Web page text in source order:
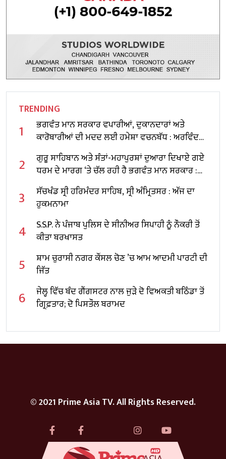
TRENDING
1
ਭਗਵੰਤ ਮਾਨ ਸਰਕਾਰ ਵਪਾਰੀਆਂ, ਦੁਕਾਨਦਾਰਾਂ ਅਤੇ
ਕਾਰੋਬਾਰੀਆਂ ਦੀ ਮਦਦ ਲਈ ਹਮੇਸ਼ਾ ਵਚਨਬੱਧ : ਅਰਵਿੰਦ
ਕੇਜਰੀਵਾਲ
2
ਗੁਰੂ ਸਾਹਿਬਾਨ ਅਤੇ ਸੰਤਾਂ-ਮਹਾਪੁਰਸ਼ਾਂ ਦੁਆਰਾ ਦਿਖਾਏ ਗਏ
ਧਰਮ ਦੇ ਮਾਰਗ ‘ਤੇ ਚੱਲ ਰਹੀ ਹੈ ਭਗਵੰਤ ਮਾਨ ਸਰਕਾਰ :
ਅਰਵਿੰਦ ਕੇਜਰੀਵਾਲ
3
ਸੱਚਖੰਡ ਸ੍ਰੀ ਹਰਿਮੰਦਰ ਸਾਹਿਬ, ਸ੍ਰੀ ਅੰਮ੍ਰਿਤਸਰ : ਅੱਜ ਦਾ
ਹੁਕਮਨਾਮਾ
4
S.S.P. ਨੇ ਪੰਜਾਬ ਪੁਲਿਸ ਦੇ ਸੀਨੀਅਰ ਸਿਪਾਹੀ ਨੂੰ ਨੌਕਰੀ ਤੋਂ
ਕੀਤਾ ਬਰਖਾਸਤ
5
ਸ਼ਾਮ ਚੁਰਾਸੀ ਨਗਰ ਕੌਂਸਲ ਚੋਣ ’ਚ ਆਮ ਆਦਮੀ ਪਾਰਟੀ ਦੀ
ਜਿੱਤ
6
ਜੇਲ੍ਹ ਵਿੱਚ ਬੰਦ ਗੈਂਗਸਟਰ ਨਾਲ ਜੁੜੇ ਦੋ ਵਿਅਕਤੀ ਬਠਿੰਡਾ ਤੋਂ
ਗ੍ਰਿਫ਼ਤਾਰ; ਦੋ ਪਿਸਤੌਲ ਬਰਾਮਦ
© 2021 Prime Asia TV. All Rights Reserved.